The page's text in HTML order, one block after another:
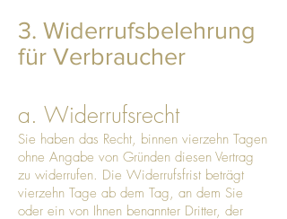
3. Widerrufsbelehrung
für Verbraucher
a. Widerrufsrecht
Sie haben das Recht, binnen vierzehn Tagen
ohne Angabe von Gründen diesen Vertrag
zu widerrufen. Die Widerrufsfrist beträgt
vierzehn Tage ab dem Tag, an dem Sie
oder ein von Ihnen benannter Dritter, der